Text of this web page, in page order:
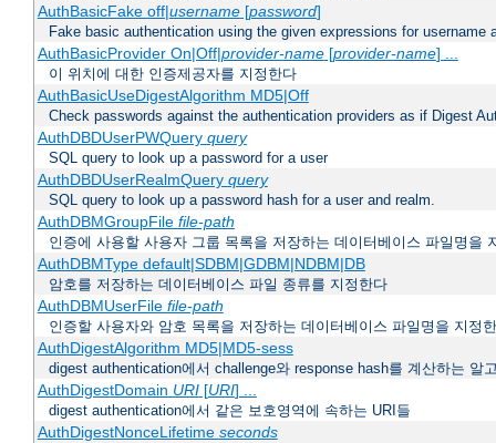
AuthBasicFake off|username[password]
Fake basic authentication using the given expressions for username
AuthBasicProvider On|Off|provider-name[provider-name] ...
이 위치에 대한 인증제공자를 지정한다
AuthBasicUseDigestAlgorithm MD5|Off
Check passwords against the authentication providers as if Digest
AuthDBDUserPWQuery query
SQL query to look up a password for a user
AuthDBDUserRealmQuery query
SQL query to look up a password hash for a user and realm.
AuthDBMGroupFile file-path
인증에 사용할 사용자 그룹 목록을 저장하는 데이터베이스 파일명을
AuthDBMType default|SDBM|GDBM|NDBM|DB
암호를 저장하는 데이터베이스 파일 종류를 지정한다
AuthDBMUserFile file-path
인증할 사용자와 암호 목록을 저장하는 데이터베이스 파일명을 지정
AuthDigestAlgorithm MD5|MD5-sess
digest authentication에서 challenge와 response hash를 계산하는 알
AuthDigestDomain URI[URI] ...
digest authentication에서 같은 보호영역에 속하는 URI들
AuthDigestNonceLifetime seconds